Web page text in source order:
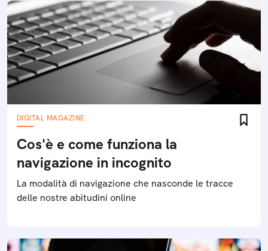
DIGITAL MAGAZINE
Cos'è e come funziona la
navigazione in incognito
La modalità di navigazione che nasconde le tracce
delle nostre abitudini online